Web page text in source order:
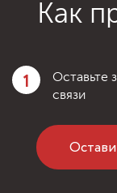
Как
1
Оставьте
связи